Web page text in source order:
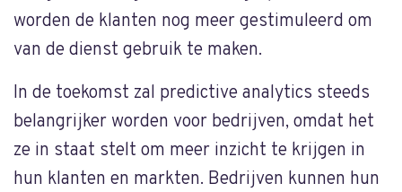
worden de klanten nog meer gestimuleerd om
van de dienst gebruik te maken.
In de toekomst zal predictive analytics steeds
belangrijker worden voor bedrijven, omdat het
ze in staat stelt om meer inzicht te krijgen in
hun klanten en markten. Bedrijven kunnen hun